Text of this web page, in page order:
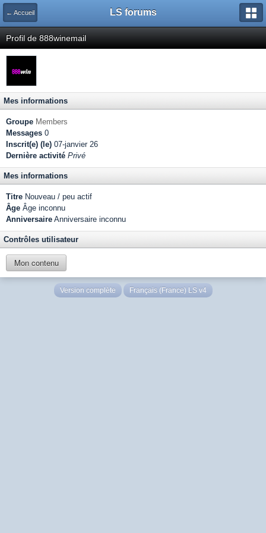
← Accueil LS forums
Profil de 888winemail
Mes informations
Groupe Members
Messages 0
Inscrit(e) (le) 07-janvier 26
Dernière activité Privé
Mes informations
Titre Nouveau / peu actif
Âge Âge inconnu
Anniversaire Anniversaire inconnu
Contrôles utilisateur
Mon contenu
Version complète Français (France) LS v4